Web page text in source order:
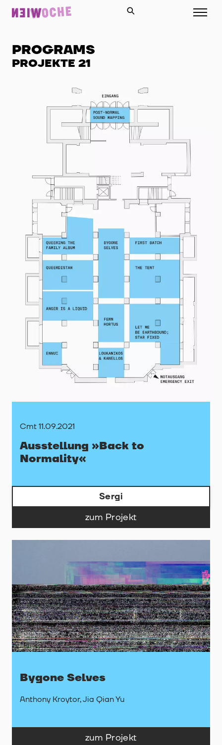
PROGRAMS
PROJEKTE 21
Cmt 11.09.2021
Ausstellung »Back to
Normality«
Sergi
zum Projekt
Bygone Selves
Anthony Kroytor, Jia Qian Yu
zum Projekt